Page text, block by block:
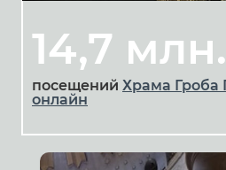
14,7 млн.
посещений Храма Гроба
онлайн